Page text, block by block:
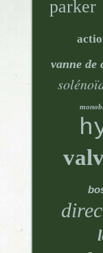
parker
vanne de